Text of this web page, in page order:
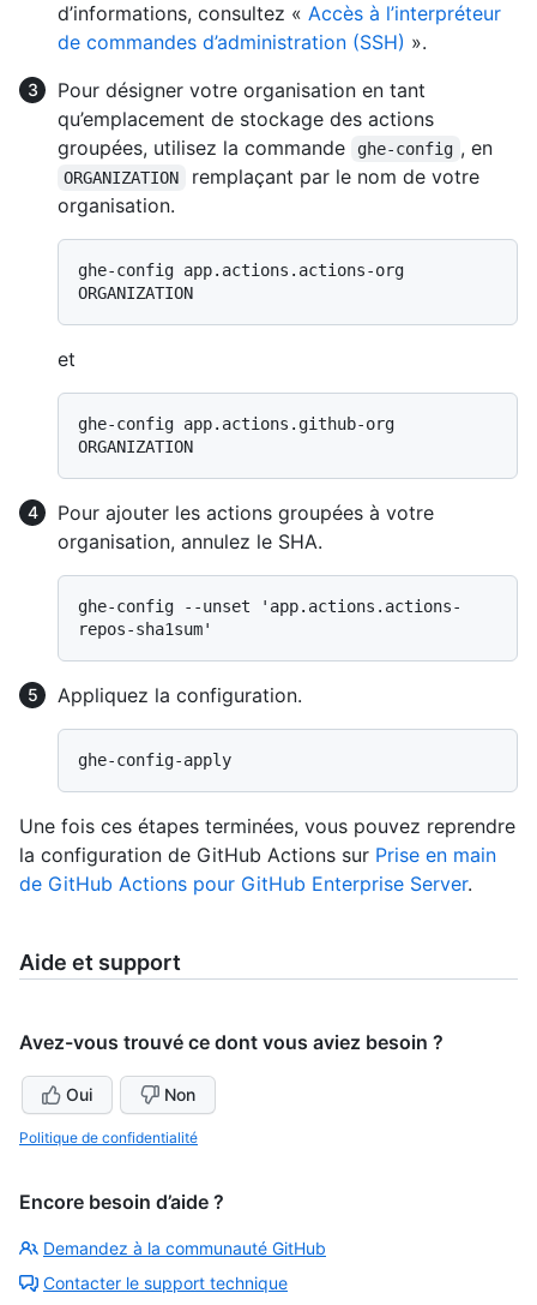
d’informations, consultez « Accès à l’interpréteur
de commandes d’administration (SSH) ».
Pour désigner votre organisation en tant
qu’emplacement de stockage des actions
groupées, utilisez la commande
ghe-config , en
ORGANIZATION
remplaçant par le nom de votre
organisation.
ghe-config app.actions.actions-org
et
ghe-config app.actions.github-org
Pour ajouter les actions groupées à votre
organisation, annulez le SHA.
ghe-config --unset 'app.actions.actions-
Appliquez la configuration.
Une fois ces étapes terminées, vous pouvez reprendre
la configuration de GitHub Actions sur Prise en main
de GitHub Actions pour GitHub Enterprise Server.
Aide et support
Avez-vous trouvé ce dont vous aviez besoin ?
Oui Non
Politique de confidentialité
Encore besoin d’aide ?
Demandez à la communauté GitHub
Contacter le support technique